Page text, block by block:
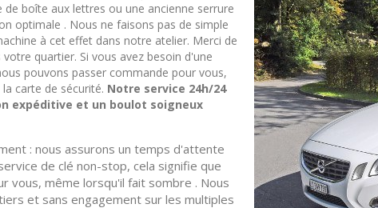
boîte aux lettres ou une ancienne serrure
optimale . Nous ne faisons pas de simple
à cet effet dans notre atelier. Merci de
quartier. Si vous avez besoin d'une
pouvons passer commande pour vous,
carte de sécurité. Notre service 24h/24
expéditive et un boulot soigneux
: nous assurons un temps d'attente
de clé non-stop, cela signifie que
vous, même lorsqu'il fait sombre . Nous
et sans engagement sur les multiples